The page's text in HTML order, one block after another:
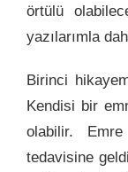
örtülü
yazılarımla
Birinci
Kendisi bir
olabilir.
tedavisine